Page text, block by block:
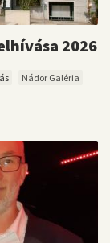
2026
Nádor Galéria